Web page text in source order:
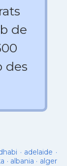
de
des
· adelaide ·
· albania · alger